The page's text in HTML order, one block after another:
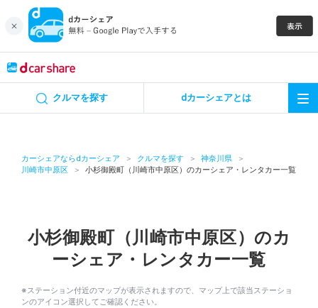
クルマを探す dカーシェアとは
カーシェアならdカーシェア クルマを探す
神奈川県
川崎市中原区
小杉御殿町（川崎市中原区）のカーシェア・レンタカー一覧
小杉御殿町（川崎市中原区）のカ
ーシェア・レンタカー一覧
※ステーション付近のマップが表示されますので、マップ上で該当ステーショ
ンのアイコン選択してご確認ください。
カーシェア
特集
アプリの使い方